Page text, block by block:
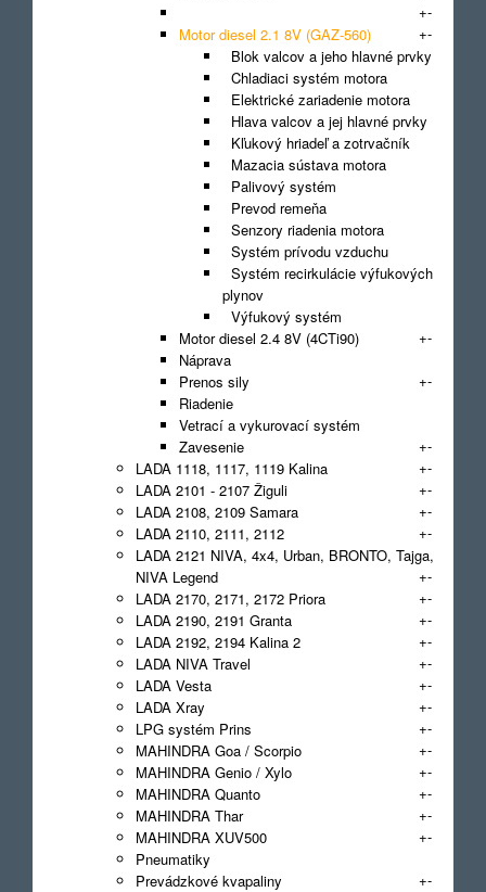
+-
Motor diesel 2.1 8V (GAZ-560)
+-
Blok valcov a jeho hlavné prvky
Chladiaci systém motora
Elektrické zariadenie motora
Hlava valcov a jej hlavné prvky
Kľukový hriadeľ a zotrvačník
Mazacia sústava motora
Palivový systém
Prevod remeňa
Senzory riadenia motora
Systém prívodu vzduchu
Systém recirkulácie výfukových
plynov
Výfukový systém
Motor diesel 2.4 8V (4CTi90)
+-
Náprava
Prenos sily
+-
Riadenie
Vetrací a vykurovací systém
Zavesenie
+-
LADA 1118, 1117, 1119 Kalina
+-
LADA 2101 - 2107 Žiguli
+-
LADA 2108, 2109 Samara
+-
LADA 2110, 2111, 2112
+-
LADA 2121 NIVA, 4x4, Urban, BRONTO, Tajga,
NIVA Legend
+-
LADA 2170, 2171, 2172 Priora
+-
LADA 2190, 2191 Granta
+-
LADA 2192, 2194 Kalina 2
+-
LADA NIVA Travel
+-
LADA Vesta
+-
LADA Xray
+-
LPG systém Prins
+-
MAHINDRA Goa / Scorpio
+-
MAHINDRA Genio / Xylo
+-
MAHINDRA Quanto
+-
MAHINDRA Thar
+-
MAHINDRA XUV500
+-
Pneumatiky
Prevádzkové kvapaliny
+-